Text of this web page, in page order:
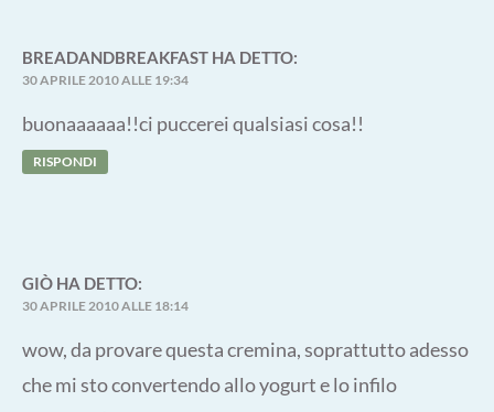
BREADANDBREAKFAST HA DETTO:
30 APRILE 2010 ALLE 19:34
buonaaaaaa!!ci puccerei qualsiasi cosa!!
RISPONDI
GIÒ HA DETTO:
30 APRILE 2010 ALLE 18:14
wow, da provare questa cremina, soprattutto adesso
che mi sto convertendo allo yogurt e lo infilo